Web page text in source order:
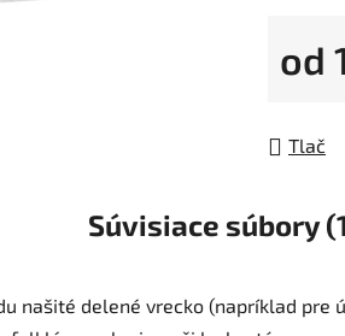
od
Tlač
Súvisiace súbory
našité delené vrecko (napríklad